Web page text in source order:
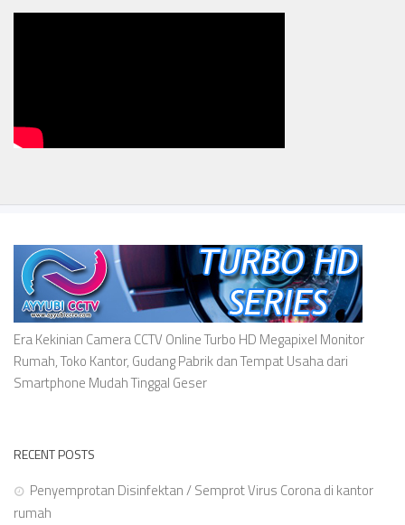
Era Kekinian Camera CCTV Online Turbo HD Megapixel Monitor
Rumah, Toko Kantor, Gudang Pabrik dan Tempat Usaha dari
Smartphone Mudah Tinggal Geser
RECENT POSTS
Penyemprotan Disinfektan / Semprot Virus Corona di kantor
rumah